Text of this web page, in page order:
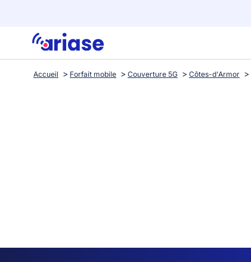
Accueil Forfait mobile Couverture 5G Côtes-d'Armor